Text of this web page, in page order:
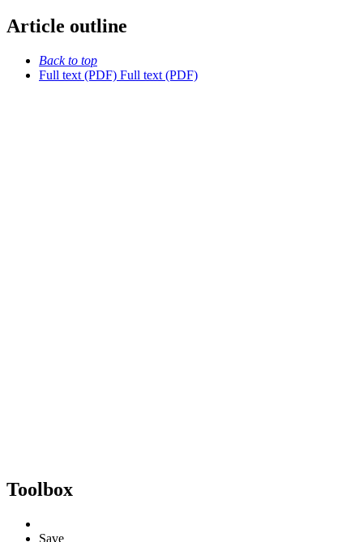
Article outline
Back to top
Full text (PDF) Full text (PDF)
Toolbox
Save